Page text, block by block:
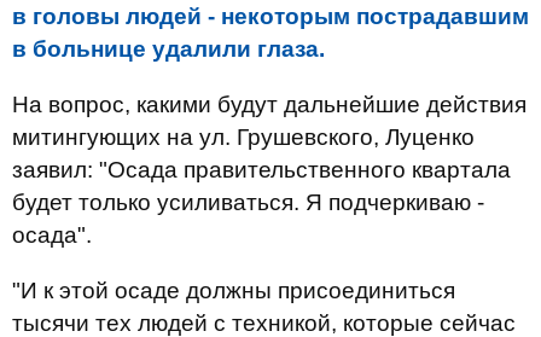
в головы людей - некоторым пострадавшим
в больнице удалили глаза.
На вопрос, какими будут дальнейшие действия
митингующих на ул. Грушевского, Луценко
заявил: "Осада правительственного квартала
будет только усиливаться. Я подчеркиваю -
осада".
"И к этой осаде должны присоединиться
тысячи тех людей с техникой, которые сейчас